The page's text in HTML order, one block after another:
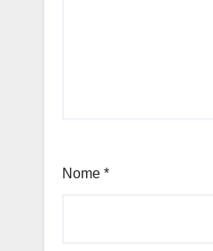
Nome *